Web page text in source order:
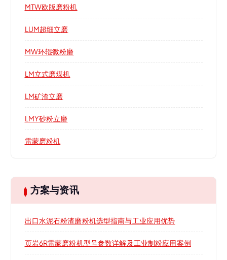
MTW欧版磨粉机
LUM超细立磨
MW环辊微粉磨
LM立式磨煤机
LM矿渣立磨
LMY砂粉立磨
雷蒙磨粉机
方案与资讯
出口水泥石粉渣磨粉机选型指南与工业应用优势
页岩6R雷蒙磨粉机型号参数详解及工业制粉应用案例